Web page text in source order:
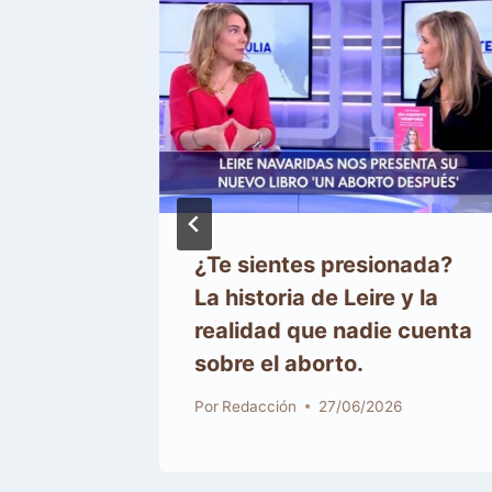
¿Te sientes presionada?
La historia de Leire y la
realidad que nadie cuenta
sobre el aborto.
Por Redacción 27/06/2026